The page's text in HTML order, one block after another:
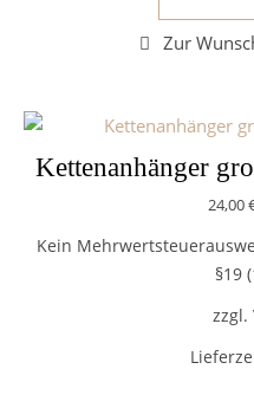
Kettenanhänger
24,00
Kein
§19
zzgl.